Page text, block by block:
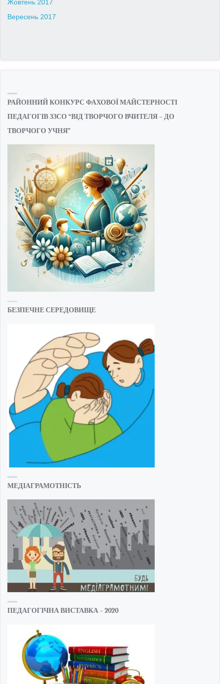
Жовтень 2017
Вересень 2017
РАЙОННИЙ КОНКУРС ФАХОВОЇ МАЙСТЕРНОСТІ
ПЕДАГОГІВ ЗЗСО “ВІД ТВОРЧОГО ВЧИТЕЛЯ – ДО
ТВОРЧОГО УЧНЯ”
БЕЗПЕЧНЕ СЕРЕДОВИЩЕ
МЕДІАГРАМОТНІСТЬ
ПЕДАГОГІЧНА ВИСТАВКА – 2020